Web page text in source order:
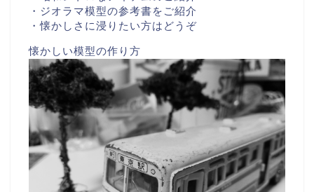
・ジオラマ模型の参考書をご紹介
・懐かしさに浸りたい方はどうぞ
懐かしい模型の作り方